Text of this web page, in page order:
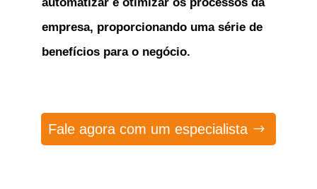
empresa, proporcionando uma série de
benefícios para o negócio.
Fale agora com um especialista